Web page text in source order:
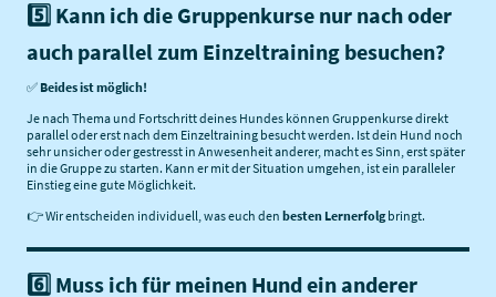
5️⃣ Kann ich die Gruppenkurse nur nach oder
auch parallel zum Einzeltraining besuchen?
✅ Beides ist möglich!
Je nach Thema und Fortschritt deines Hundes können Gruppenkurse direkt
parallel oder erst nach dem Einzeltraining besucht werden. Ist dein Hund noch
sehr unsicher oder gestresst in Anwesenheit anderer, macht es Sinn, erst später
in die Gruppe zu starten. Kann er mit der Situation umgehen, ist ein paralleler
Einstieg eine gute Möglichkeit.
👉 Wir entscheiden individuell, was euch den besten Lernerfolgbringt.
6️⃣ Muss ich für meinen Hund ein anderer